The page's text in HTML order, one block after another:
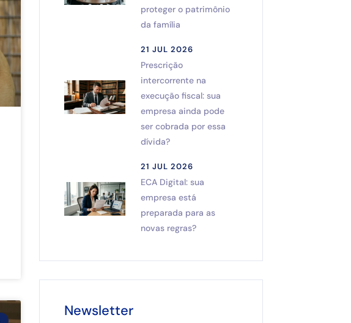
proteger o patrimônio
da família
21 JUL 2026
Prescrição
intercorrente na
execução fiscal: sua
empresa ainda pode
ser cobrada por essa
dívida?
21 JUL 2026
ECA Digital: sua
empresa está
preparada para as
novas regras?
Newsletter